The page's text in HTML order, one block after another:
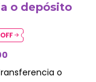
o depósito
o